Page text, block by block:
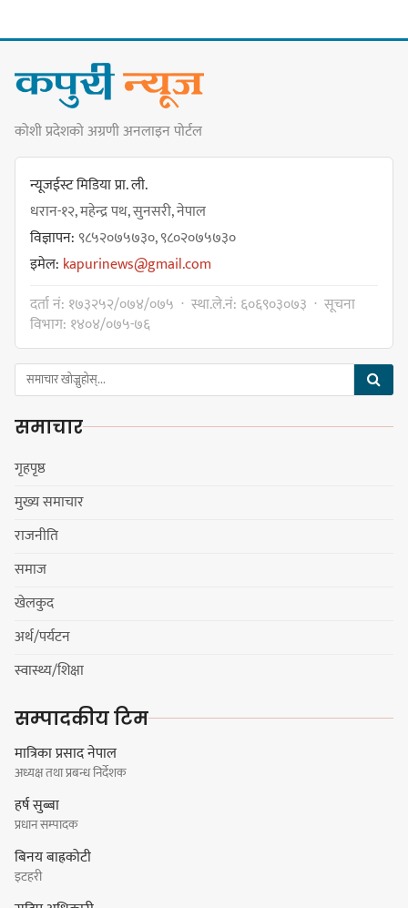
नयाँ सेउती पूल नजिक दुर्घटनाको
जोखिमको ट्राफिक सचेतना गराउँदै
सिलाम साक्मा
किराँती खम्बुका सन्तानहरू :
स्वपहिचानविहीन राई बन्ने कि
स्वपहिचानसहित 'राउटे !'
नेपाली काँग्रेस सभापति गगन थापालाई
सुनसरीका कार्यकर्ताको आग्रह
कोशी प्रदेशको अग्रणी अनलाइन पोर्टल
न्यूजईस्ट मिडिया प्रा. ली.
धरान-१२, महेन्द्र पथ, सुनसरी, नेपाल
विज्ञापन:९८५२०७५७३०, ९८०२०७५७३०
इमेल: kapurinews@gmail.com
दर्ता नं: १७३२५२/०७४/०७५ · स्था.ले.नं: ६०६९०३०७३ · सूचना
विभाग: १४०४/०७५-७६
समाचार
गृहपृष्ठ
मुख्य समाचार
राजनीति
समाज
खेलकुद
अर्थ/पर्यटन
स्वास्थ्य/शिक्षा
सम्पादकीय टिम
मात्रिका प्रसाद नेपाल
अध्यक्ष तथा प्रबन्ध निर्देशक
हर्ष सुब्बा
प्रधान सम्पादक
बिनय बाह्रकोटी
इटहरी